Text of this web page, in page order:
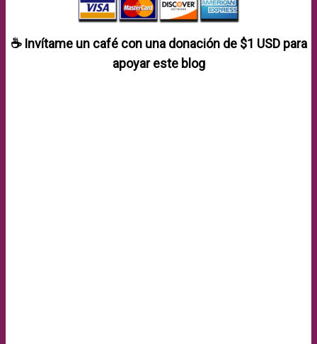
☕ Invítame un café con una donación de $1 USDpara
apoyar este blog